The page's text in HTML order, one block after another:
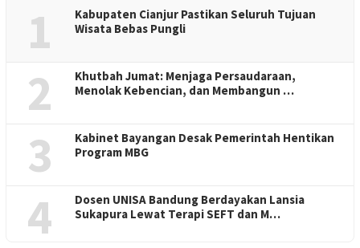
1
Kabupaten Cianjur Pastikan Seluruh Tujuan
Wisata Bebas Pungli
2
Khutbah Jumat: Menjaga Persaudaraan,
Menolak Kebencian, dan Membangun …
3
Kabinet Bayangan Desak Pemerintah Hentikan
Program MBG
4
Dosen UNISA Bandung Berdayakan Lansia
Sukapura Lewat Terapi SEFT dan M…